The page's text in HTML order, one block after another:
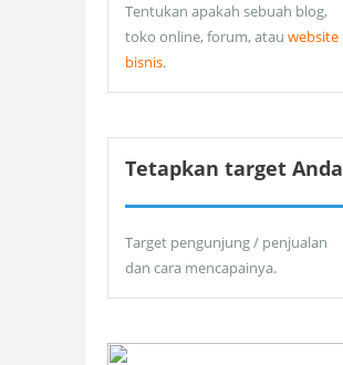
Tentukan apakah sebuah blog,
toko online, forum, atau website
bisnis.
Tetapkan target Anda
Target pengunjung / penjualan
dan cara mencapainya.